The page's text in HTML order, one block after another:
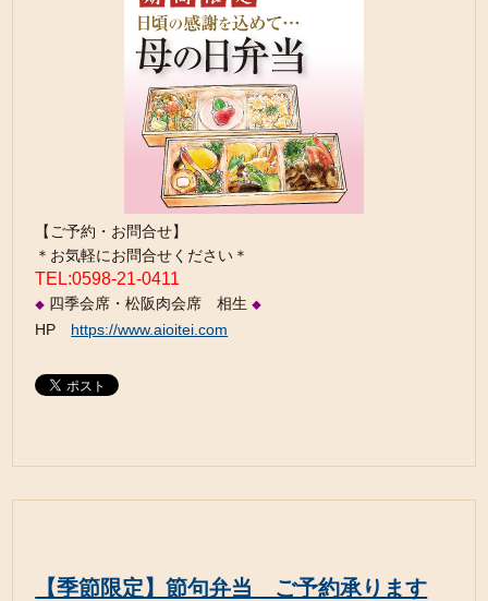
【ご予約・お問合せ】
＊お気軽にお問合せください＊
TEL:0598-21-0411
◆ 四季会席・松阪肉会席 相生◆
HP https://www.aioitei.com
【季節限定】節句弁当 ご予約承ります